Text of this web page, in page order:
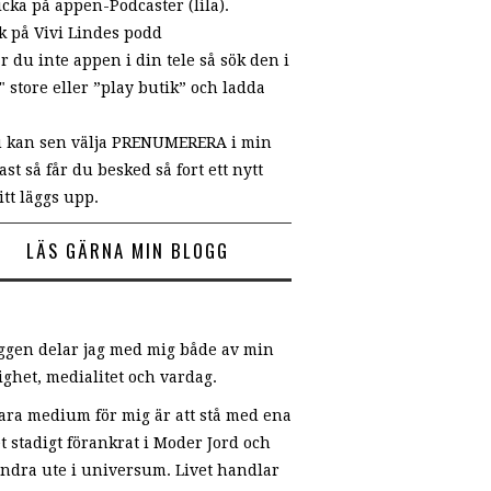
på appen-Podcaster (lila).
på Vivi Lindes podd
du inte appen i din tele så sök den i
store eller ”play butik” och ladda
kan sen välja PRENUMERERA i min
så får du besked så fort ett nytt
läggs upp.
LÄS GÄRNA MIN BLOGG
delar jag med mig både av min
medialitet och vardag.
medium för mig är att stå med ena
stadigt förankrat i Moder Jord och
ute i universum. Livet handlar